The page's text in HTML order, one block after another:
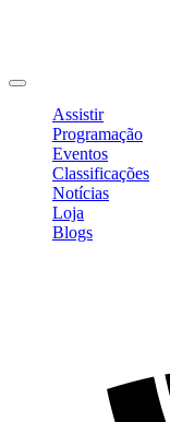
Assistir
Programação
Eventos
Classificações
Notícias
Loja
Blogs